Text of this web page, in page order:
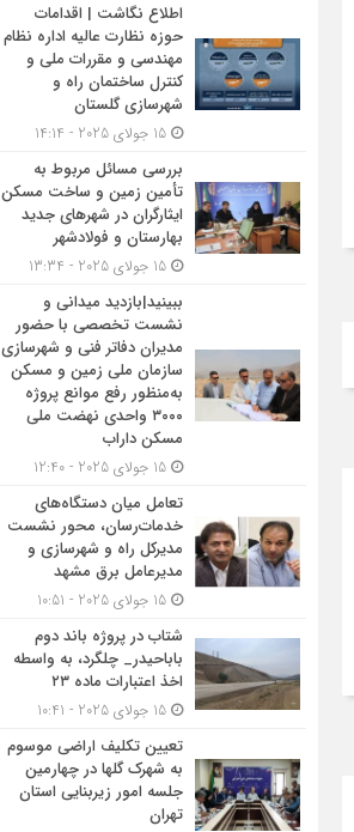
اطلاع نگاشت | اقدامات
حوزه نظارت عالیه اداره نظام
مهندسی و مقررات ملی و
کنترل ساختمان راه و
شهرسازی گلستان
بررسی مسائل مربوط به
تأمین زمین و ساخت مسکن
ایثارگران در شهرهای جدید
بهارستان و فولادشهر
ببینید|بازدید میدانی و
نشست تخصصی با حضور
مدیران دفاتر فنی و شهرسازی
سازمان ملی زمین و مسکن
به‌منظور رفع موانع پروژه
۳۰۰۰ واحدی نهضت ملی
مسکن داراب
تعامل میان دستگاه‌های
خدمات‌رسان، محور نشست
مدیرکل راه و شهرسازی و
مدیرعامل برق مشهد
شتاب در پروژه باند دوم
باباحیدر_ چلگرد، به واسطه
اخذ اعتبارات ماده ۲۳
تعیین تکلیف اراضی موسوم
به شهرک گلها در چهارمین
جلسه امور زیربنایی استان
تهران